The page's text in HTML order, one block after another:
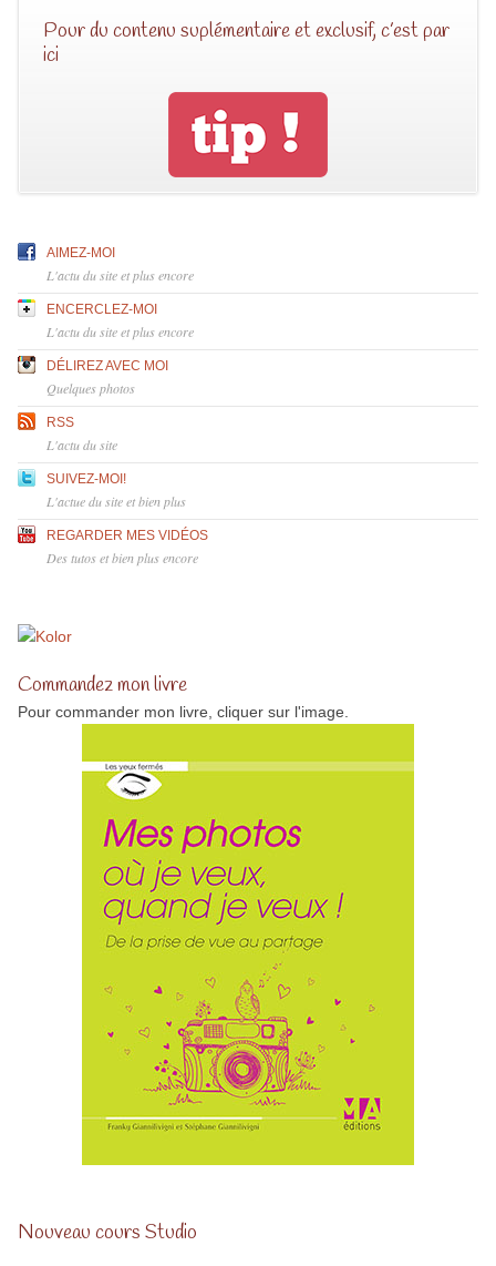
Pour du contenu suplémentaire et exclusif, c’est par
ici
AIMEZ-MOI
L'actu du site et plus encore
ENCERCLEZ-MOI
L'actu du site et plus encore
DÉLIREZ AVEC MOI
Quelques photos
RSS
L'actu du site
SUIVEZ-MOI!
L'actue du site et bien plus
REGARDER MES VIDÉOS
Des tutos et bien plus encore
Commandez mon livre
Pour commander mon livre, cliquer sur l'image.
Nouveau cours Studio